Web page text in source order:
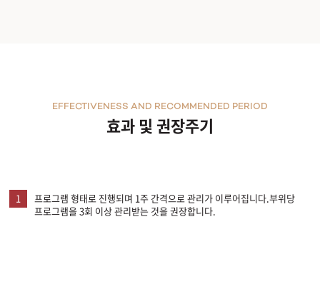
효과 및 권장주기
EFFECTIVENESS AND RECOMMENDED PERIOD
1
프로그램 형태로 진행되며 1주 간격으로 관리가 이루어집니다.부위당
프로그램을 3회 이상 관리받는 것을 권장합니다.